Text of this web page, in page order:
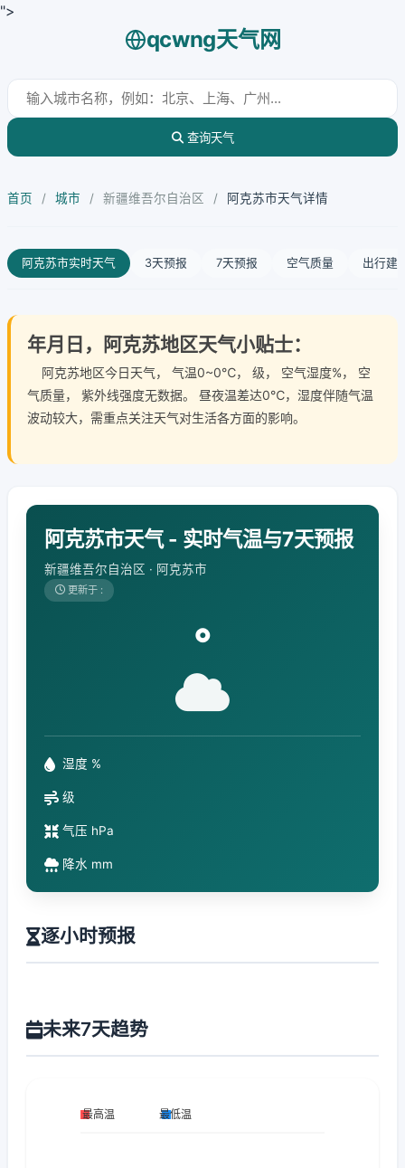
">
qcwng天气网
查询天气
首页 / 城市 / 新疆维吾尔自治区 / 阿克苏市天气详情
阿克苏市实时天气 3天预报 7天预报 空气质量 出行建
年月日，阿克苏地区天气小贴士：
阿克苏地区今日天气， 气温0~0℃， 级， 空气湿度%， 空
气质量， 紫外线强度无数据。 昼夜温差达0℃，湿度伴随气温
波动较大，需重点关注天气对生活各方面的影响。
阿克苏市天气 - 实时气温与7天预报
新疆维吾尔自治区 · 阿克苏市
更新于 :
°
湿度 %
级
气压 hPa
降水 mm
逐小时预报
未来7天趋势